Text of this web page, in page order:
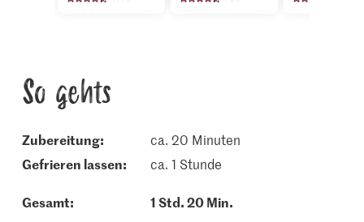
So gehts
Zubereitung:
ca. 20 Minuten
gefrieren lassen:
ca. 1 Stunde
Gesamt: 1 Std. 20 Min.